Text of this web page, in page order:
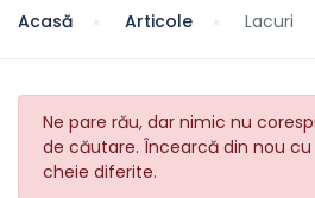
Acasă Articole Lacuri
Ne pare rău, dar nimic nu
de căutare. Încearcă din nou
cheie diferite.